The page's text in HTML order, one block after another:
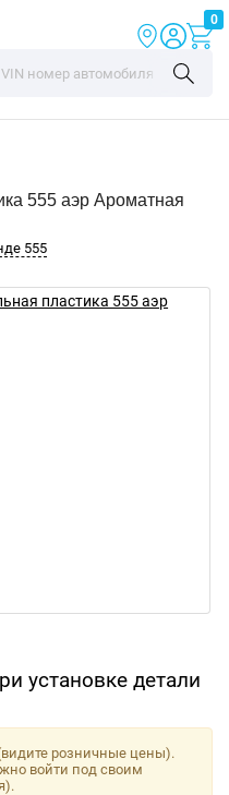
0
555 аэр Ароматная
555
установке детали
розничные цены).
войти под своим